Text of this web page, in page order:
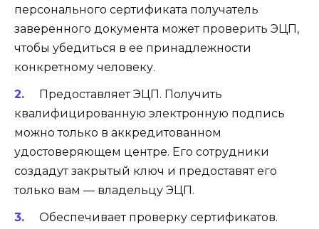
персонального сертификата получатель
заверенного документа может проверить ЭЦП,
чтобы убедиться в ее принадлежности
конкретному человеку.
Предоставляет ЭЦП. Получить
квалифицированную электронную подпись
можно только в аккредитованном
удостоверяющем центре. Его сотрудники
создадут закрытый ключ и предоставят его
только вам — владельцу ЭЦП.
Обеспечивает проверку сертификатов.